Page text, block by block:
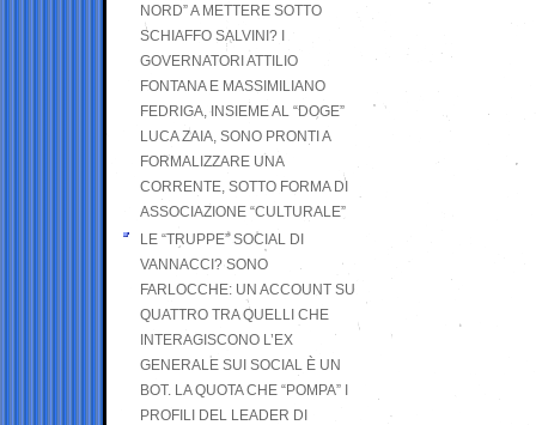
NORD” A METTERE SOTTO
SCHIAFFO SALVINI? I
GOVERNATORI ATTILIO
FONTANA E MASSIMILIANO
FEDRIGA, INSIEME AL “DOGE”
LUCA ZAIA, SONO PRONTI A
FORMALIZZARE UNA
CORRENTE, SOTTO FORMA DI
ASSOCIAZIONE “CULTURALE”
LE “TRUPPE” SOCIAL DI
VANNACCI? SONO
FARLOCCHE: UN ACCOUNT SU
QUATTRO TRA QUELLI CHE
INTERAGISCONO L’EX
GENERALE SUI SOCIAL È UN
BOT. LA QUOTA CHE “POMPA” I
PROFILI DEL LEADER DI